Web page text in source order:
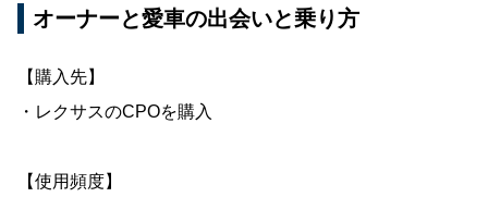
オーナーと愛車の出会いと乗り方
【購入先】
・レクサスのCPOを購入
【使用頻度】